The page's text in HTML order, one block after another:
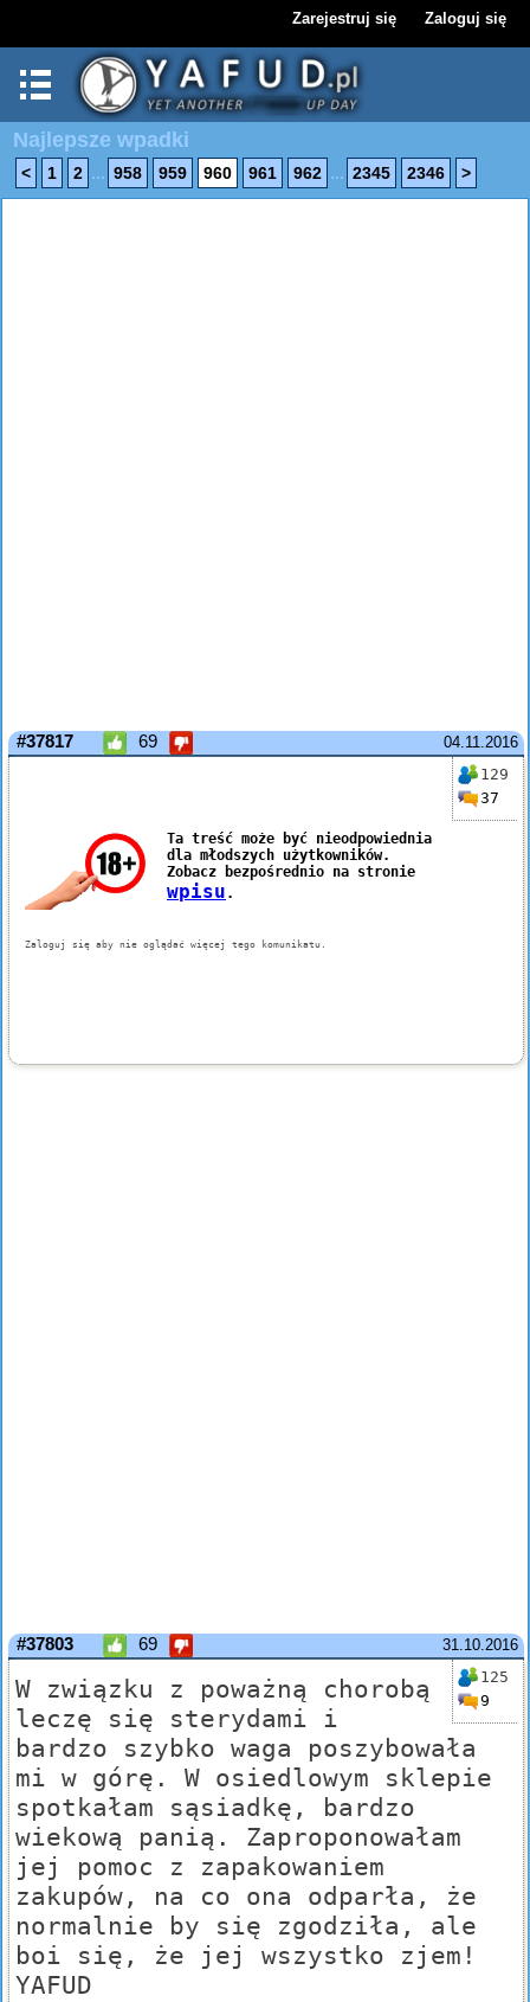
Zarejestruj się Zaloguj się
Najlepsze wpadki
< 1 2 ... 958 959 960 961 962 ... 2345 2346 >
04.11.2016
#37817 69
129
37
31.10.2016
#37803 69
125
9
W związku z poważną chorobą
leczę się sterydami i
bardzo szybko waga poszybowała
mi w górę. W osiedlowym sklepie
spotkałam sąsiadkę, bardzo
wiekową panią. Zaproponowałam
jej pomoc z zapakowaniem
zakupów, na co ona odparła, że
normalnie by się zgodziła, ale
boi się, że jej wszystko zjem!
YAFUD